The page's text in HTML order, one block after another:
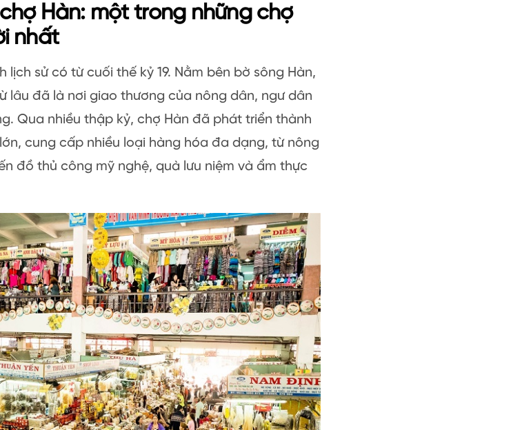
Hàn: một trong những chợ
nhất
lịch sử có từ cuối thế kỷ 19. Nằm bên bờ sông Hàn,
lâu đã là nơi giao thương của nông dân, ngư dân
Qua nhiều thập kỷ, chợ Hàn đã phát triển thành
cung cấp nhiều loại hàng hóa đa dạng, từ nông
đồ thủ công mỹ nghệ, quà lưu niệm và ẩm thực